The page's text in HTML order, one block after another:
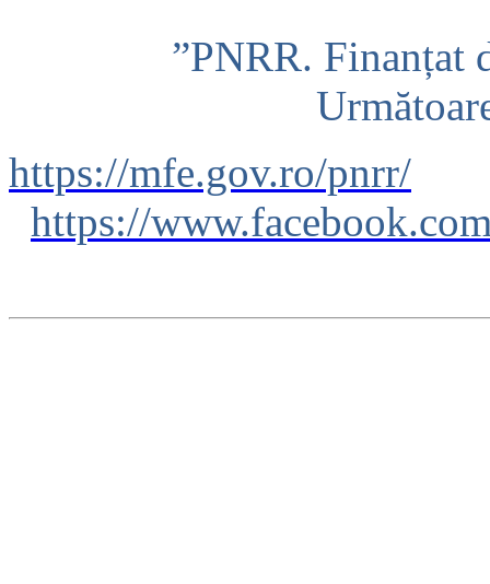
”PNRR. Finanțat
https://mfe.gov.ro/pnrr/
https://